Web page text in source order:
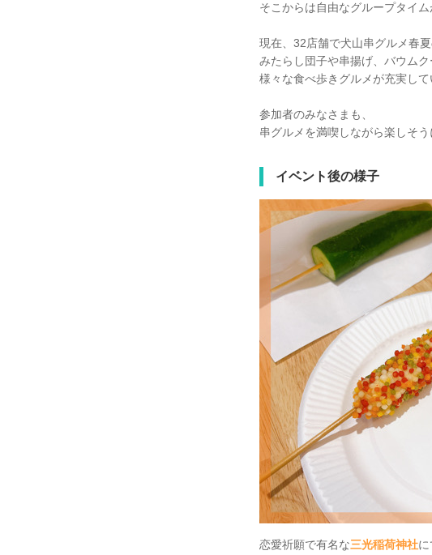
そこからは自由なグループタイム
現在、32店舗で犬山串グルメ春夏
みたらし団子や串揚げ、バウム
様々な食べ歩きグルメが充実して
参加者のみなさまも、
串グルメを満喫しながら楽しそ
イベント後の様子
恋愛祈願で有名な三光稲荷神社に